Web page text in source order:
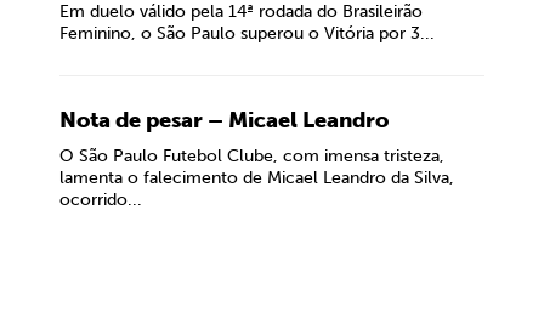
Em duelo válido pela 14ª rodada do Brasileirão
Feminino, o São Paulo superou o Vitória por 3...
Nota de pesar – Micael Leandro
O São Paulo Futebol Clube, com imensa tristeza,
lamenta o falecimento de Micael Leandro da Silva,
ocorrido...